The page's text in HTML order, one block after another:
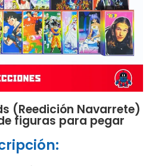
(Reedición Navarrete)
figuras para pegar